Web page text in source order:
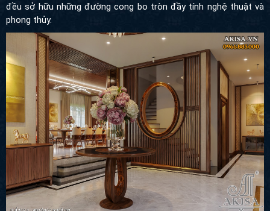
đều sở hữu những đường cong bo tròn đầy tính nghệ thuật và
phong thủy.